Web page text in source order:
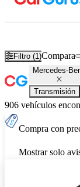
Filtro (1)Compara
Mercedes-
Transmisión
906 vehículos
Compra con
Mostrar solo